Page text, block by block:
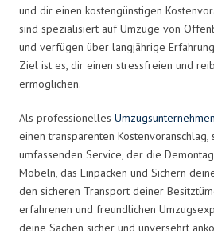
und dir einen kostengünstigen
sind spezialisiert auf Umzüge von
und verfügen über langjährige
Ziel ist es, dir einen stressfreien und
ermöglichen.
Als professionelles Umzugsunternehmen
einen transparenten Kostenvoranschlag,
umfassenden Service, der die
Möbeln, das Einpacken und Sichern
den sicheren Transport deiner
erfahrenen und freundlichen
deine Sachen sicher und unversehrt